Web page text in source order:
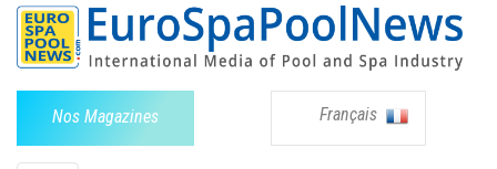
Nos Magazines Français